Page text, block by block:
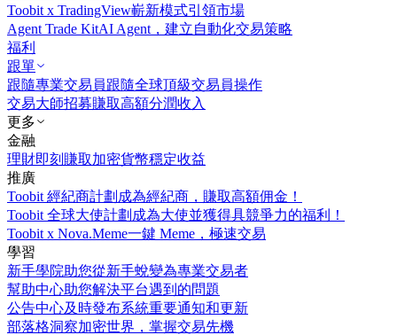
Toobit x TradingView嶄新模式引領市場
Agent Trade KitAI Agent，建立自動化交易策略
福利
跟單
跟隨專業交易員跟隨全球頂級交易員操作
交易大師招募賺取高額分潤收入
更多
金融
理財即刻賺取加密貨幣穩定收益
推廣
Toobit 經紀商計劃 成為經紀商，賺取高額佣金！
Toobit 全球大使計劃 成為大使並獲得具競爭力的福利！
Toobit x Nova.Meme一鍵 Meme，極速交易
學習
新手學院助您從新手蛻變為專業交易者
幫助中心助您解決平台遇到的問題
公告中心及時發布系統重要通知和更新
部落格洞察加密世界，掌握交易先機